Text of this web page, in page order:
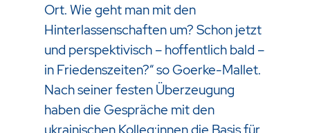
Ort. Wie geht man mit den
Hinterlassenschaften um? Schon jetzt
und perspektivisch – hoffentlich bald –
in Friedenszeiten?“ so Goerke-Mallet.
Nach seiner festen Überzeugung
haben die Gespräche mit den
ukrainischen Kolleg:innen die Basis für